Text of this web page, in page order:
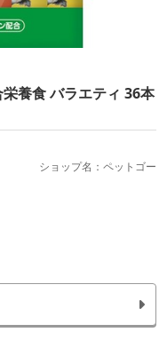
養食 バラエティ 36本
ショップ名：ペットゴー